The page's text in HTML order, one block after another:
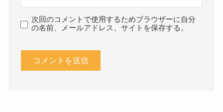
次回のコメントで使用するためブラウザーに自分
の名前、メールアドレス、サイトを保存する。